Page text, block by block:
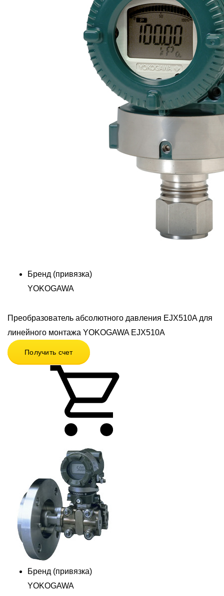
Бренд (привязка)
YOKOGAWA
Преобразователь абсолютного давления EJX510A для
линейного монтажа YOKOGAWA EJX510A
Получить счет
Бренд (привязка)
YOKOGAWA